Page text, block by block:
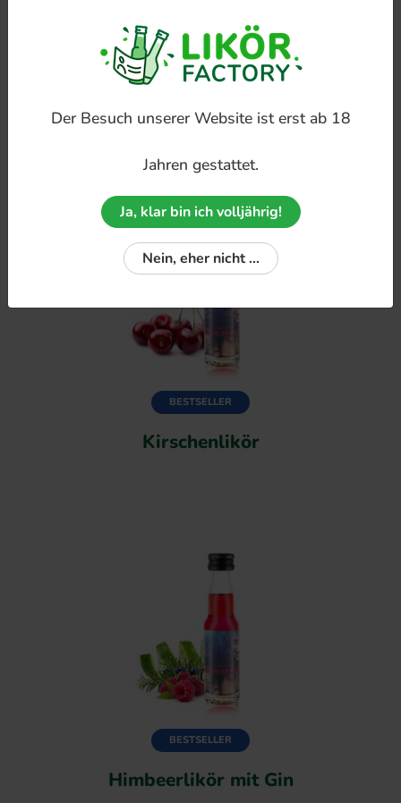
NEU DABEI
BESTSELLER
Kirschenlikör
BESTSELLER
Himbeerlikör mit Gin
Der Besuch unserer Website ist erst ab 18
Jahren gestattet.
Ja, klar bin ich volljährig!
Nein, eher nicht ...